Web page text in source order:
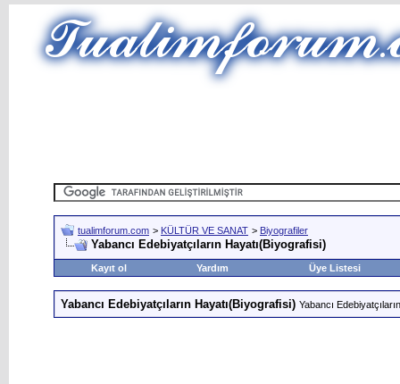
tualimforum.com > KÜLTÜR VE SANAT > Biyografiler
Yabancı Edebiyatçıların Hayatı(Biyografisi)
Kayıt ol Yardım Üye Listesi
Yabancı Edebiyatçıların Hayatı(Biyografisi) Yabancı